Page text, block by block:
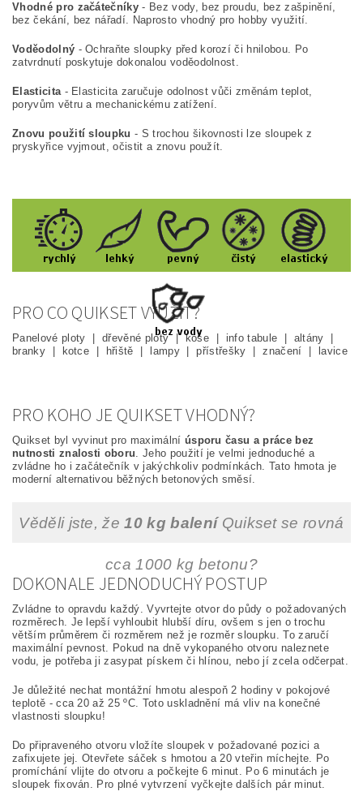
Vhodné pro začátečníky - Bez vody, bez proudu, bez zašpinění,
bez čekání, bez nářadí. Naprosto vhodný pro hobby využití.
Voděodolný - Ochraňte sloupky před korozí či hnilobou. Po
zatvrdnutí poskytuje dokonalou voděodolnost.
Elasticita- Elasticita zaručuje odolnost vůči změnám teplot,
poryvům větru a mechanickému zatížení.
Znovu použití sloupku - S trochou šikovnosti lze sloupek z
pryskyřice vyjmout, očistit a znovu použít.
PRO CO QUIKSET VYUŽÍT?
Panelové ploty | dřevěné ploty | koše | info tabule | altány |
branky | kotce | hřiště | lampy | přístřešky | značení | lavice
PRO KOHO JE QUIKSET VHODNÝ?
Quikset byl vyvinut pro maximální úsporu času a práce bez
nutnosti znalosti oboru. Jeho použití je velmi jednoduché a
zvládne ho i začátečník v jakýchkoliv podmínkách. Tato hmota je
moderní alternativou běžných betonových směsí.
Věděli jste, že10 kg baleníQuikset se rovná
cca 1000 kg betonu?
DOKONALE JEDNODUCHÝ POSTUP
Zvládne to opravdu každý. Vyvrtejte otvor do půdy o požadovaných
rozměrech. Je lepší vyhloubit hlubší díru, ovšem s jen o trochu
větším průměrem či rozměrem než je rozměr sloupku. To zaručí
maximální pevnost. Pokud na dně vykopaného otvoru naleznete
vodu, je potřeba ji zasypat pískem či hlínou, nebo jí zcela odčerpat.
Je důležité nechat montážní hmotu alespoň 2 hodiny v pokojové
teplotě - cca 20 až 25 ºC. Toto uskladnění má vliv na konečné
vlastnosti sloupku!
Do připraveného otvoru vložíte sloupek v požadované pozici a
zafixujete jej. Otevřete sáček s hmotou a 20 vteřin míchejte. Po
promíchání vlijte do otvoru a počkejte 6 minut. Po 6 minutách je
sloupek fixován. Pro plné vytvrzení vyčkejte dalších pár minut.